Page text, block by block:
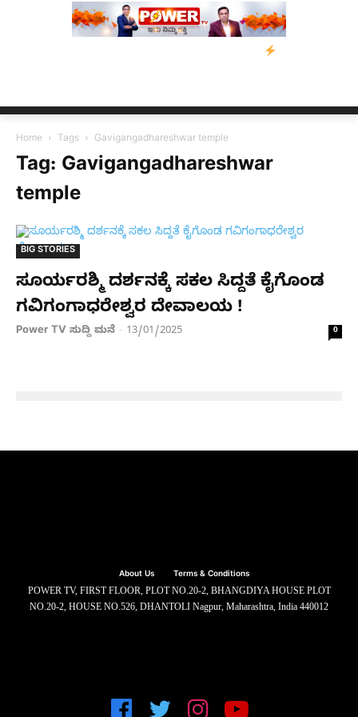
ನ್ಯೂಸ್ ಕಾರ್ಪ್‌ಗೆ
Home Tags Gavigangadhareshwar temple
Tag: Gavigangadhareshwar
temple
BIG STORIES
ಸೂರ್ಯರಶ್ಮಿ ದರ್ಶನಕ್ಕೆ ಸಕಲ ಸಿದ್ದತೆ ಕೈಗೊಂಡ
ಗವಿಗಂಗಾಧರೇಶ್ವರ ದೇವಾಲಯ !
Power TV ಸುದ್ದಿ ಮನೆ - 13/01/2025 0
About Us Terms & Conditions
POWER TV, FIRST FLOOR, PLOT NO.20-2, BHANGDIYA HOUSE PLOT
NO.20-2, HOUSE NO.526, DHANTOLI Nagpur, Maharashtra, India 440012